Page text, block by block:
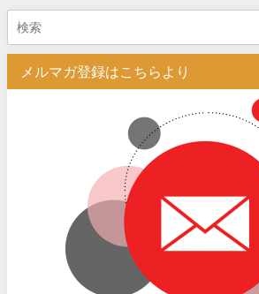
メルマガ登録はこちらより